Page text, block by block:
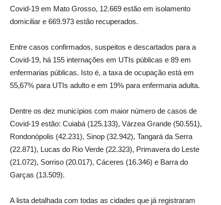
Covid-19 em Mato Grosso, 12.669 estão em isolamento
domiciliar e 669.973 estão recuperados.
Entre casos confirmados, suspeitos e descartados para a
Covid-19, há 155 internações em UTIs públicas e 89 em
enfermarias públicas. Isto é, a taxa de ocupação está em
55,67% para UTIs adulto e em 19% para enfermaria adulta.
Dentre os dez municípios com maior número de casos de
Covid-19 estão: Cuiabá (125.133), Várzea Grande (50.551),
Rondonópolis (42.231), Sinop (32.942), Tangará da Serra
(22.871), Lucas do Rio Verde (22.323), Primavera do Leste
(21.072), Sorriso (20.017), Cáceres (16.346) e Barra do
Garças (13.509).
A lista detalhada com todas as cidades que já registraram